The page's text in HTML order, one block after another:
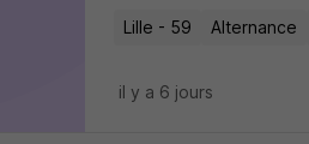
Lille - 59 Alternance
il y a 6 jours